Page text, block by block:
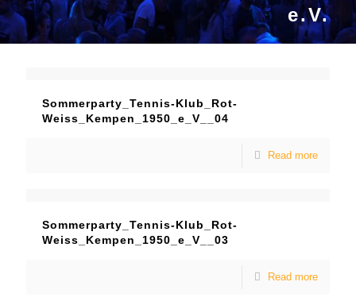
e.V.
Sommerparty_Tennis-Klub_Rot-
Weiss_Kempen_1950_e_V__04
Read more
Sommerparty_Tennis-Klub_Rot-
Weiss_Kempen_1950_e_V__03
Read more